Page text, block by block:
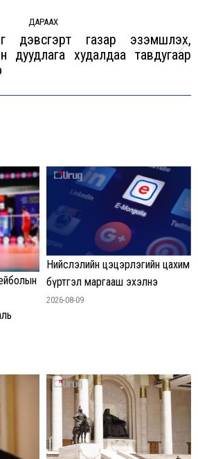
ДАРААХ
Next
дэвсгэрт газар эзэмшүүлэх,
дуудлага худалдаа тавдугаар
Нийслэлийн цэцэрлэгийн цахим
бүртгэл маргааш эхэлнэ
2026-08-09